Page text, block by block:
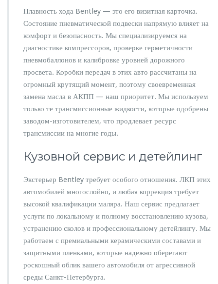
Плавность хода Bentley — это его визитная карточка.
Состояние пневматической подвески напрямую влияет на
комфорт и безопасность. Мы специализируемся на
диагностике компрессоров, проверке герметичности
пневмобаллонов и калибровке уровней дорожного
просвета. Коробки передач в этих авто рассчитаны на
огромный крутящий момент, поэтому своевременная
замена масла в АКПП — наш приоритет. Мы используем
только те трансмиссионные жидкости, которые одобрены
заводом-изготовителем, что продлевает ресурс
трансмиссии на многие годы.
Кузовной сервис и детейлинг
Экстерьер Bentley требует особого отношения. ЛКП этих
автомобилей многослойно, и любая коррекция требует
высокой квалификации маляра. Наш сервис предлагает
услуги по локальному и полному восстановлению кузова,
устранению сколов и профессиональному детейлингу. Мы
работаем с премиальными керамическими составами и
защитными пленками, которые надежно оберегают
роскошный облик вашего автомобиля от агрессивной
среды Санкт-Петербурга.